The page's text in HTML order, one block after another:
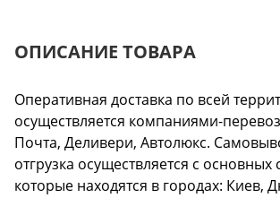
ОПИСАНИЕ ТОВАРА
Оперативная доставка по всей
осуществляется компаниями-
Почта, Деливери, Автолюкс.
отгрузка осуществляется с основных
которые находятся в городах: Киев,